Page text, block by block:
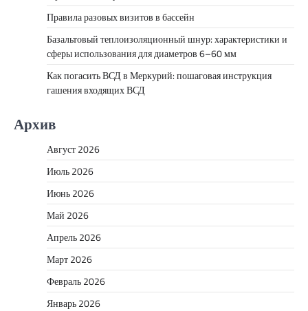
Правила разовых визитов в бассейн
Базальтовый теплоизоляционный шнур: характеристики и
сферы использования для диаметров 6–60 мм
Как погасить ВСД в Меркурий: пошаговая инструкция
гашения входящих ВСД
Архив
Август 2026
Июль 2026
Июнь 2026
Май 2026
Апрель 2026
Март 2026
Февраль 2026
Январь 2026